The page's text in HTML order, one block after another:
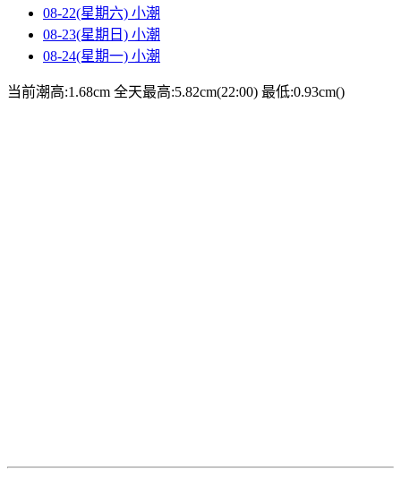
08-22(星期六) 小潮
08-23(星期日) 小潮
08-24(星期一) 小潮
当前潮高:1.68cm 全天最高:5.82cm(22:00) 最低:0.93cm()